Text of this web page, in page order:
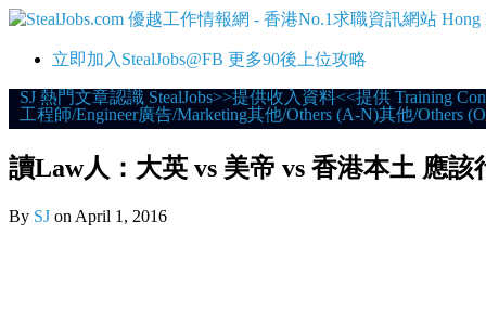
立即加入StealJobs@FB 更多90後上位攻略
Skip
to
SJ 熱門文章認識 StealJobs>>提供收入資料<<提供 Training
工程師/Engineer廣告/Marketing其他/Others (A-N)其他/Others
讀Law人：大英 vs 美帝 vs 香港本土 應該
By SJ on April 1, 2016